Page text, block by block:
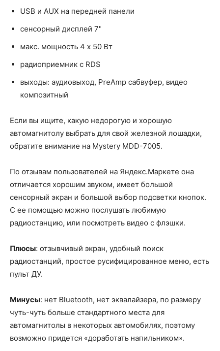
USB и AUX на передней панели
сенсорный дисплей 7"
макс. мощность 4 x 50 Вт
радиоприемник с RDS
выходы: аудиовыход, PreAmp сабвуфер, видео
композитный
Если вы ищите, какую недорогую и хорошую
автомагнитолу выбрать для свой железной лошадки,
обратите внимание на Mystery MDD-7005.
По отзывам пользователей на Яндекс.Маркете она
отличается хорошим звуком, имеет большой
сенсорный экран и большой выбор подсветки кнопок.
С ее помощью можно послушать любимую
радиостанцию, или посмотреть видео с флэшки.
Плюсы: отзывчивый экран, удобный поиск
радиостанций, простое русифицированное меню, есть
пульт ДУ.
Минусы: нет Bluetooth, нет эквалайзера, по размеру
чуть-чуть больше стандартного места для
автомагнитолы в некоторых автомобилях, поэтому
возможно придется «доработать напильником».